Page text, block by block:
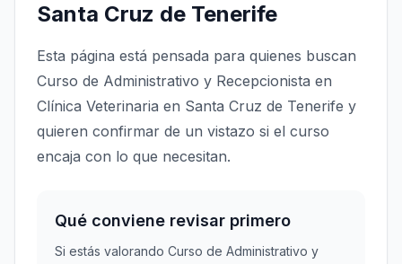
Santa Cruz de Tenerife
Esta página está pensada para quienes buscan
Curso de Administrativo y Recepcionista en
Clínica Veterinaria en Santa Cruz de Tenerife y
quieren confirmar de un vistazo si el curso
encaja con lo que necesitan.
Qué conviene revisar primero
Si estás valorando Curso de Administrativo y